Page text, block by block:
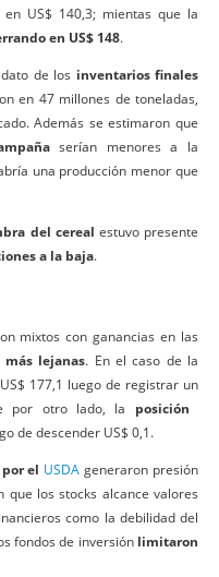
US$ 140,3; mientas que la
en US$ 148.
de los inventarios finales
en 47 millones de toneladas,
Además se estimaron que
serían menores a la
una producción menor que
del cereal estuvo presente
a la baja.
mixtos con ganancias en las
lejanas. En el caso de la
1​77,1 luego de registrar un​
por otro lado, la posición ​
de descender US$ ​0,1.
el USDA generaron presión
los stocks alcance valores
como la debilidad del
fondos de inversiónlimitaron